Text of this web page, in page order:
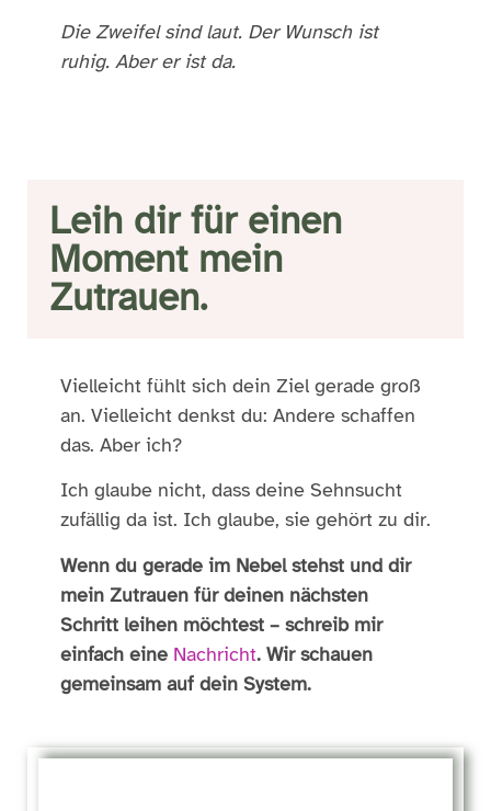
Die Zweifel sind laut. Der Wunsch ist
ruhig. Aber er ist da.
Leih dir für einen
Moment mein
Zutrauen.
Vielleicht fühlt sich dein Ziel gerade groß
an. Vielleicht denkst du: Andere schaffen
das. Aber ich?
Ich glaube nicht, dass deine Sehnsucht
zufällig da ist. Ich glaube, sie gehört zu dir.
Wenn du gerade im Nebel stehst und dir
mein Zutrauen für deinen nächsten
Schritt leihen möchtest – schreib mir
einfach eine Nachricht. Wir schauen
gemeinsam auf dein System.